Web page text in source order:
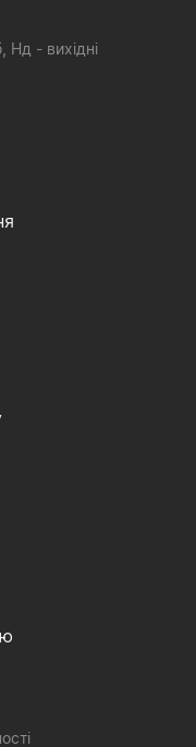
Нд - вихідні